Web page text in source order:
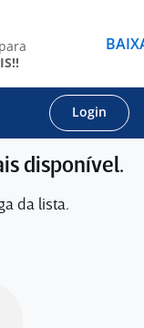
Login
disponível.
da lista.